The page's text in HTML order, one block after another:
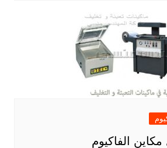
الفاكيوم